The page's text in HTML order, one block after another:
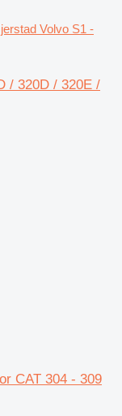
Volvo S1 -
/ 320D / 320E /
CAT 304 - 309